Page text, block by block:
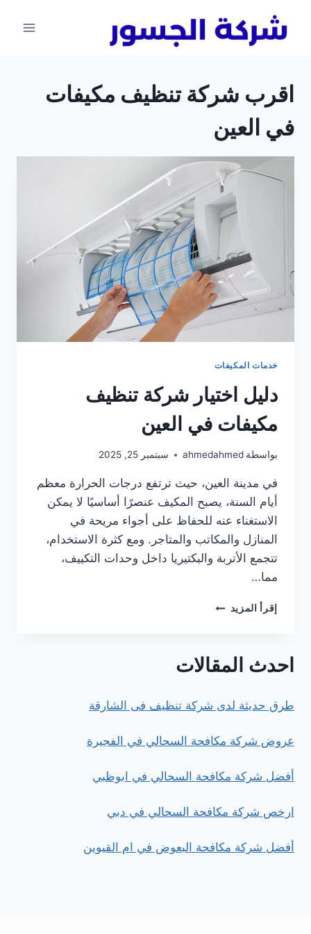
اقرب شركة تنظيف مكيفات
في العين
خدمات المكيفات
دليل اختيار شركة تنظيف
مكيفات في العين
بواسطة ahmedahmed سبتمبر 25, 2025
في مدينة العين، حيث ترتفع درجات الحرارة معظم
أيام السنة، يصبح المكيف عنصرًا أساسيًا لا يمكن
الاستغناء عنه للحفاظ على أجواء مريحة في
المنازل والمكاتب والمتاجر. ومع كثرة الاستخدام،
تتجمع الأتربة والبكتيريا داخل وحدات التكييف،
مما…
إقرأ المزيد دليل
مكيفات
احدث المقالات
طرق حديثة لدى شركة تنظيف فى الشارقة
عروض شركة مكافحة السحالي في الفجيرة
أفضل شركة مكافحة السحالي في ابوظبي
ارخص شركة مكافحة السحالي في دبي
أفضل شركة مكافحة البعوض في ام القيوين